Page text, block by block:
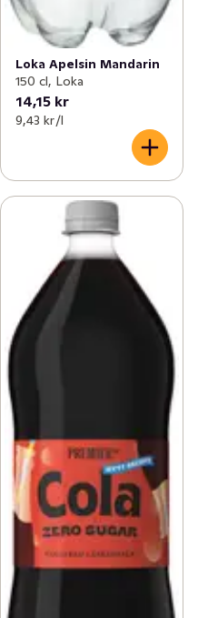
Loka Apelsin Mandarin
150 cl, Loka
14,15 kr
9,43 kr /l